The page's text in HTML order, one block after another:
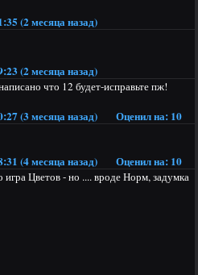
(2 месяца назад)
(2 месяца назад)
что 12 будет-исправьте пж!
(3 месяца назад) Оценил на: 10
(4 месяца назад) Оценил на: 10
игра Цветов - но .... вроде Норм, задумка